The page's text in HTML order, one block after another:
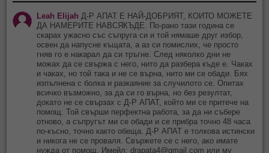
Leah Elijah Д-Р АПАТ Е НАЙ-ДОБРИЯТ, КОИТО МОЖЕТЕ
ДА НАМЕРИТЕ НАВСЯКЪДЕ. По-рано тази година се
скарах ужасно със съпруга си и той нямаше друг избор,
освен да напусне къщата, а аз си помислих, че просто
гняв го е накарал да си тръгне. След няколко дни не
можах да се свържа с него, нито да разбера къде е. Чаках
и чаках, но той така и не се върна, нито ми се обади. Бях
изпълнена с болка и разкаяние за случилото се. Опитах
всичко възможно, за да си го върна, но без резултат,
докато не се свързах с Д-Р АПАТ, който ми се притече на
помощ. Той свърши перфектна работа, за да ни събере
отново, а съпругът ми се обади и се прибра точно 48 часа
по-късно, точно както обеща. Д-Р АПАТ е толкова истински
и никога не се проваля. Свържете се с него, ако имате
нужда от помощ. Имейл:drapata4@gmail.com или му